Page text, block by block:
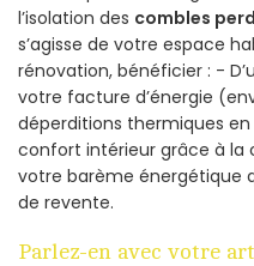
l’isolation des combles
s’agisse de votre espace
rénovation, bénéficier : -
votre facture d’énergie
déperditions thermiques
confort intérieur grâce à la
votre barème énergétique
de revente.
Parlez-en avec votre